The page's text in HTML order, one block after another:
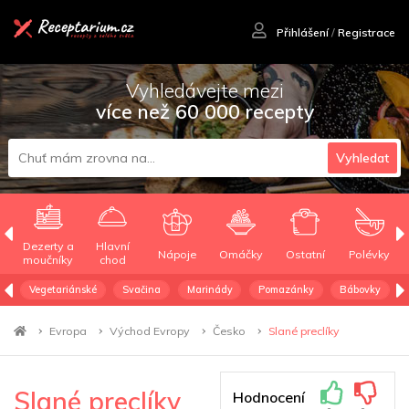
Přihlášení/ Registrace
Vyhledávejte mezi
více než 60 000 recepty
Vyhledat
Dezerty a
moučníky
Hlavní
chod
Nápoje Omáčky Ostatní Polévky
Vegetariánské Svačina Marinády Pomazánky Bábovky
Evropa Východ Evropy Česko Slané preclíky
Slané preclíky Hodnocení